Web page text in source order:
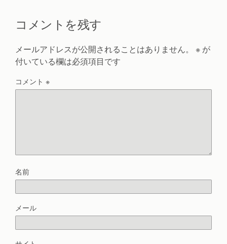
コメントを残す
メールアドレスが公開されることはありません。 ※ が
付いている欄は必須項目です
コメント ※
名前
メール